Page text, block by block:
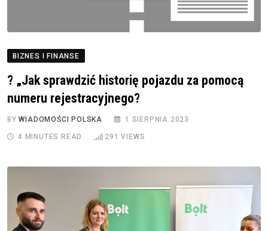
BIZNES I FINANSE
? „Jak sprawdzić historię pojazdu za pomocą
numeru rejestracyjnego?
BYWIADOMOŚCI POLSKA 1 SIERPNIA 2023
4 MINUTES READ 291 VIEWS